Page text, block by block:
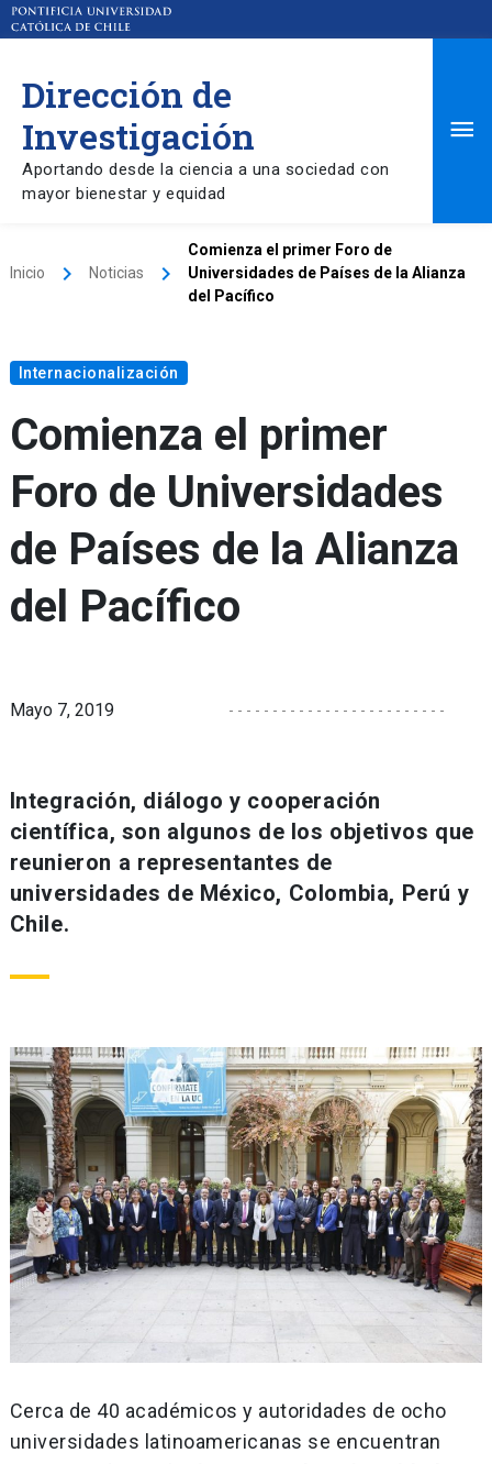
Dirección de
Investigación
Aportando desde la ciencia a una sociedad con
mayor bienestar y equidad
Inicio keyboard_arrow_right Noticias keyboard_arrow_right
Comienza el primer Foro de
Universidades de Países de la Alianza
del Pacífico
Internacionalización
Comienza el primer
Foro de Universidades
de Países de la Alianza
del Pacífico
Mayo 7, 2019
Integración, diálogo y cooperación
científica, son algunos de los objetivos que
reunieron a representantes de
universidades de México, Colombia, Perú y
Chile.
Cerca de 40 académicos y autoridades de ocho
universidades latinoamericanas se encuentran